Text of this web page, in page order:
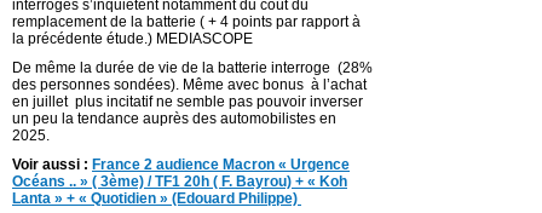
interrogés s’inquiètent notamment du coût du
remplacement de la batterie ( + 4 points par rapport à
la précédente étude.) MEDIASCOPE
De même la durée de vie de la batterie interroge (28%
des personnes sondées). Même avec bonus à l’achat
en juillet plus incitatif ne semble pas pouvoir inverser
un peu la tendance auprès des automobilistes en
2025.
Voir aussi : France 2 audience Macron « Urgence
Océans .. » ( 3ème) / TF1 20h ( F. Bayrou) + « Koh
Lanta » + « Quotidien » (Edouard Philippe)